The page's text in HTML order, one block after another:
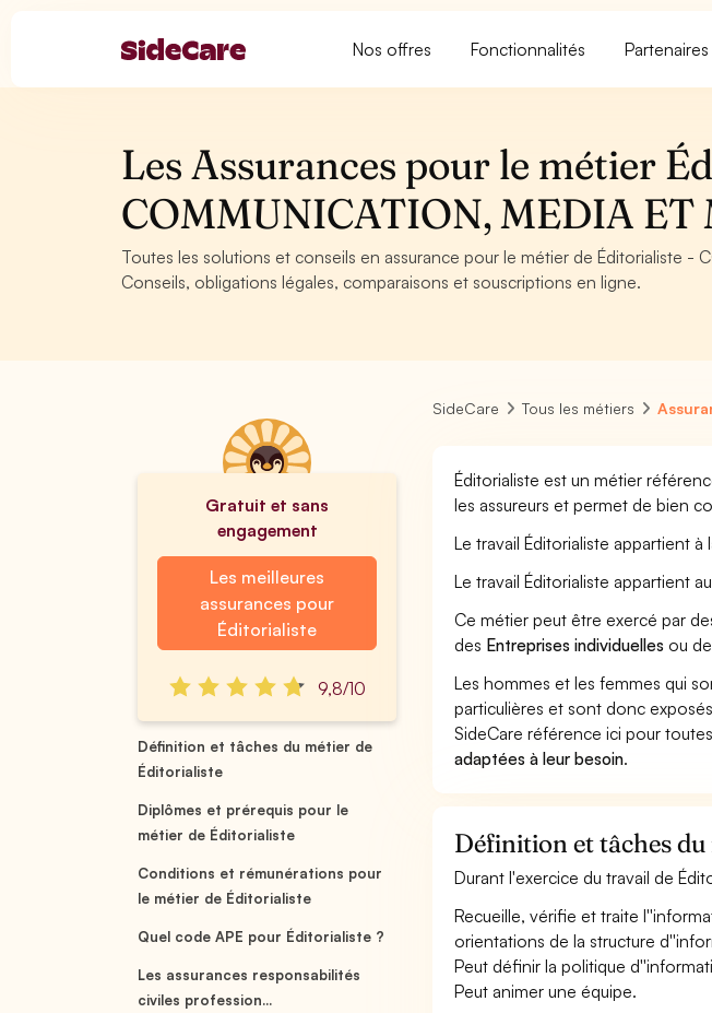
Nos offres Fonctionnalités Partenaires
Les Assurances pour le métier
COMMUNICATION, MEDIA
Toutes les solutions et conseils en assurance pour le métier de Éditorialiste -
Conseils, obligations légales, comparaisons et souscriptions en ligne.
Gratuit et sans
engagement
Les meilleures
assurances pour
Éditorialiste
9,8/10
Définition et tâches du métier de
Éditorialiste
Diplômes et prérequis pour le
métier de Éditorialiste
Conditions et rémunérations pour
le métier de Éditorialiste
Quel code APE pour Éditorialiste ?
Les assurances responsabilités
civiles profession...
SideCare Tous les métiers
Éditorialiste est un métier
les assureurs et permet de bien
Le travail Éditorialiste appartient à
Le travail Éditorialiste appartient
Ce métier peut être exercé par
des Entreprises individuelles ou
Les hommes et les femmes qui
particulières et sont donc
SideCare référence ici pour
adaptées à leur besoin.
Définition et tâches
Durant l'exercice du travail de
Recueille, vérifie et traite
orientations de la structure
Peut définir la politique
Peut animer une équipe.